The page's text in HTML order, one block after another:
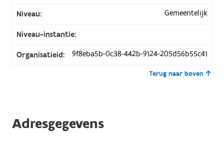
Niveau: Gemeentelijk
Niveau-instantie:
Organisatieid: 9f8eba5b-0c38-442b-9124-205d56b55c41
Terug naar boven
Adresgegevens